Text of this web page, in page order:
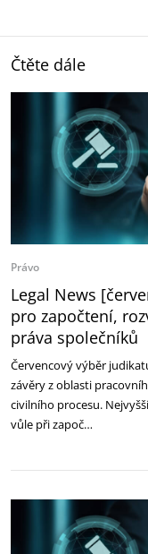
Čtěte dále
Právo
Legal News
pro započtení,
práva společníků
Červencový výběr
závěry z oblasti
civilního procesu.
vůle při započ…